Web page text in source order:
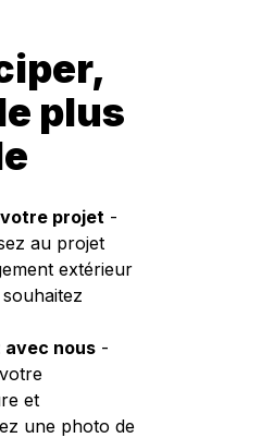
plus
projet -
au projet
extérieur
avec nous -
et
une photo de